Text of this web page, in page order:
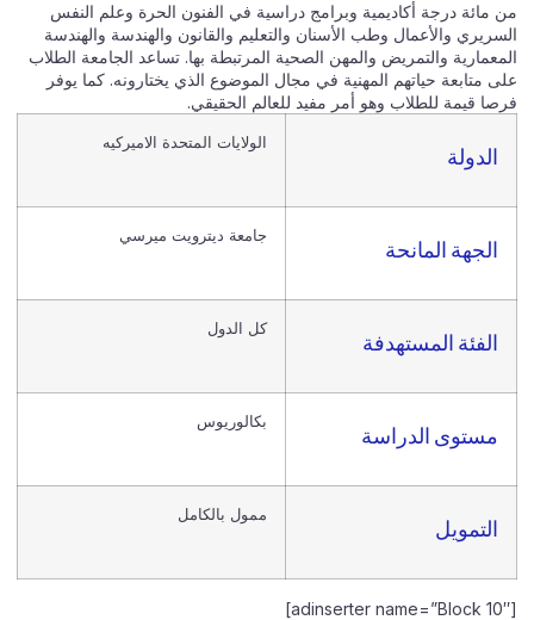
من مائة درجة أكاديمية وبرامج دراسية في الفنون الحرة وعلم النفس
السريري والأعمال وطب الأسنان والتعليم والقانون والهندسة والهندسة
المعمارية والتمريض والمهن الصحية المرتبطة بها. تساعد الجامعة الطلاب
على متابعة حياتهم المهنية في مجال الموضوع الذي يختارونه. كما يوفر
فرصا قيمة للطلاب وهو أمر مفيد للعالم الحقيقي.
الدولة الولايات المتحدة الاميركيه
الجهة المانحة جامعة ديترويت ميرسي
الفئة المستهدفة كل الدول
مستوى الدراسة بكالوريوس
التمويل ممول بالكامل
[adinserter name=”Block 10″]